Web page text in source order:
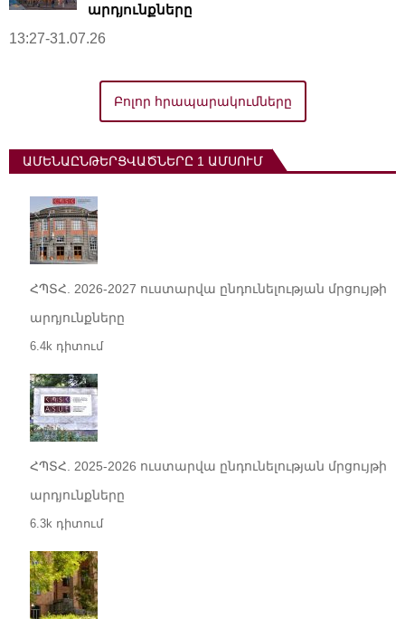
արդյունքները
13:27-31.07.26
Բոլոր հրապարակումները
ԱՄԵՆԱԸՆԹԵՐՑՎԱԾՆԵՐԸ 1 ԱՄՍՈՒՄ
ՀՊՏՀ. 2026-2027 ուստարվա ընդունելության մրցույթի
արդյունքները
6.4k դիտում
ՀՊՏՀ. 2025-2026 ուստարվա ընդունելության մրցույթի
արդյունքները
6.3k դիտում